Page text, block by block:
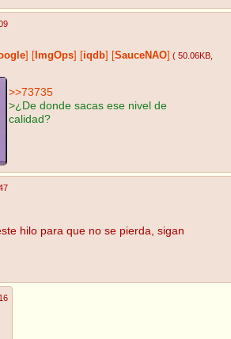
ImgOps iqdb SauceNAO ( 50.06KB
>>73735
>¿De donde sacas ese nivel de
calidad?
hilo para que no se pierda, sigan